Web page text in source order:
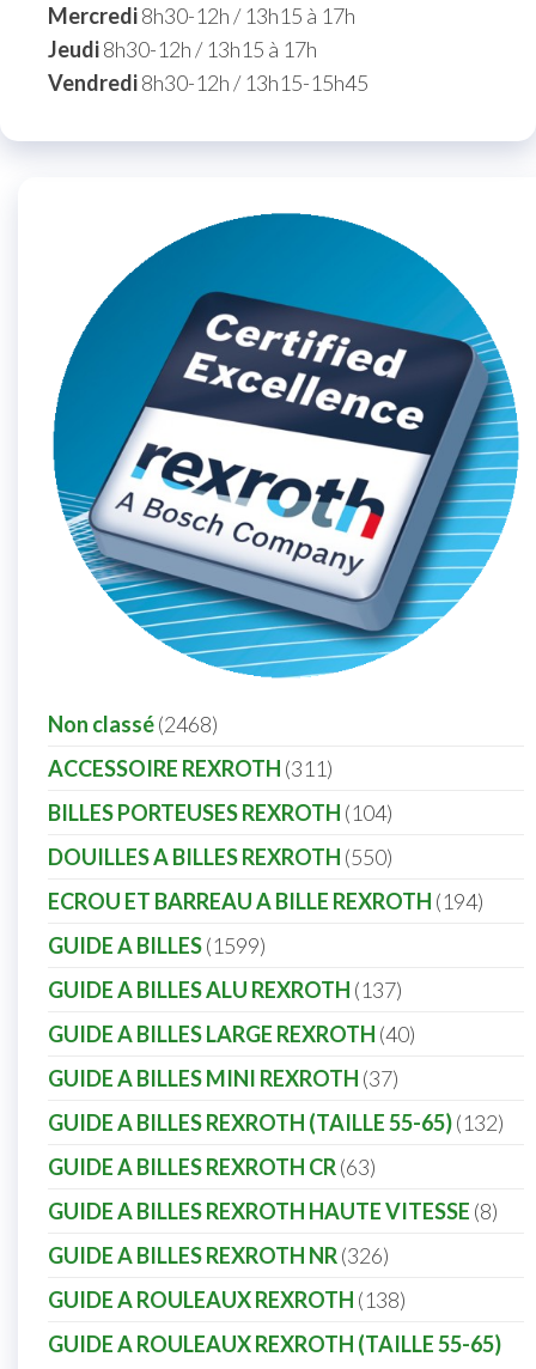
Mercredi8h30-12h / 13h15 à 17h
Jeudi8h30-12h / 13h15 à 17h
Vendredi8h30-12h / 13h15-15h45
Non classé 2468
ACCESSOIRE REXROTH 311
BILLES PORTEUSES REXROTH 104
DOUILLES A BILLES REXROTH 550
ECROU ET BARREAU A BILLE REXROTH 194
GUIDE A BILLES 1599
GUIDE A BILLES ALU REXROTH 137
GUIDE A BILLES LARGE REXROTH 40
GUIDE A BILLES MINI REXROTH 37
GUIDE A BILLES REXROTH (TAILLE 55-65) 132
GUIDE A BILLES REXROTH CR 63
GUIDE A BILLES REXROTH HAUTE VITESSE 8
GUIDE A BILLES REXROTH NR 326
GUIDE A ROULEAUX REXROTH 138
GUIDE A ROULEAUX REXROTH (TAILLE 55-65)